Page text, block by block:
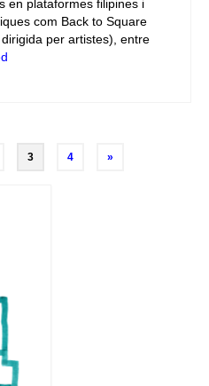
en plataformes filipines i
com Back to Square
per artistes), entre
3 4 »